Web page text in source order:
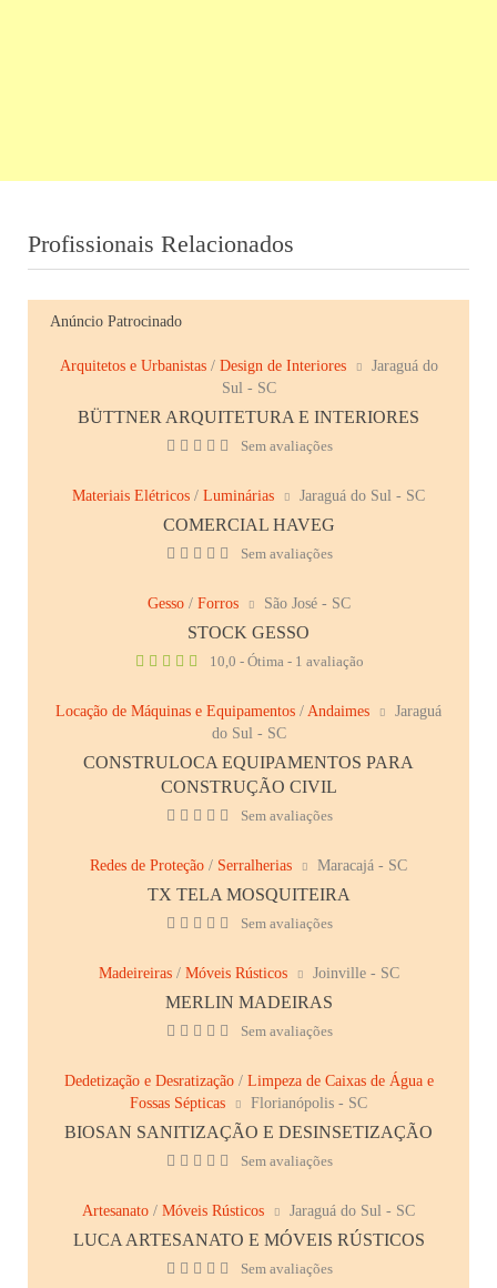
Profissionais Relacionados
Anúncio Patrocinado
Arquitetos e Urbanistas/ Design de Interiores
Jaraguá do
Sul - SC
BÜTTNER ARQUITETURA E INTERIORES
Sem avaliações
Materiais Elétricos / Luminárias Jaraguá do Sul - SC
COMERCIAL HAVEG
Sem avaliações
Gesso/ Forros São José - SC
STOCK GESSO
10,0 - Ótima - 1 avaliação
Locação de Máquinas e Equipamentos / Andaimes
Jaraguá
do Sul - SC
CONSTRULOCA EQUIPAMENTOS PARA
CONSTRUÇÃO CIVIL
Sem avaliações
Redes de Proteção / Serralherias Maracajá - SC
TX TELA MOSQUITEIRA
Sem avaliações
Madeireiras/ Móveis Rústicos Joinville - SC
MERLIN MADEIRAS
Sem avaliações
Dedetização e Desratização/ Limpeza de Caixas de Água e
Fossas Sépticas
Florianópolis - SC
BIOSAN SANITIZAÇÃO E DESINSETIZAÇÃO
Sem avaliações
Artesanato / Móveis Rústicos Jaraguá do Sul - SC
LUCA ARTESANATO E MÓVEIS RÚSTICOS
Sem avaliações